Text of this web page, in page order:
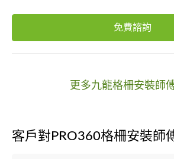
免費諮詢
更多九龍格柵安裝師
客戶對PRO360格柵安裝師